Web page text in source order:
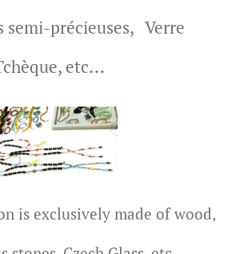
semi-précieuses, Verre
etc...
is exclusively made of wood,